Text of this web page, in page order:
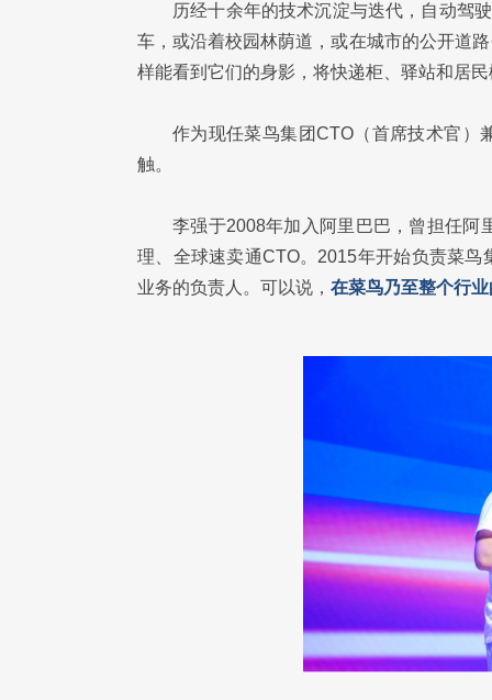
历经十余年的技术沉淀与迭代，自动驾
车，或沿着校园林荫道，或在城市的公开道
样能看到它们的身影，将快递柜、驿站和居
作为现任菜鸟集团CTO（首席技术官）
触。
李强于2008年加入阿里巴巴，曾担任阿
理、全球速卖通CTO。2015年开始负责菜
业务的负责人。可以说， 在菜鸟乃至整个行